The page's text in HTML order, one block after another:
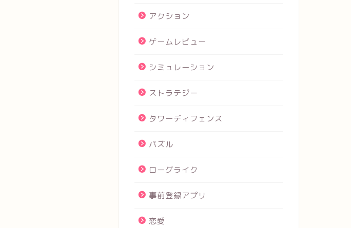
アクション
ゲームレビュー
シミュレーション
ストラテジー
タワーディフェンス
パズル
ローグライク
事前登録アプリ
恋愛